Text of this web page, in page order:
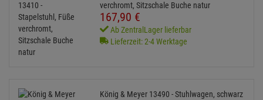
verchromt, Sitzschale Buche natur
167,90 €
Ab ZentralLager lieferbar
Lieferzeit: 2-4 Werktage
König & Meyer 13490 - Stuhlwagen, schwarz